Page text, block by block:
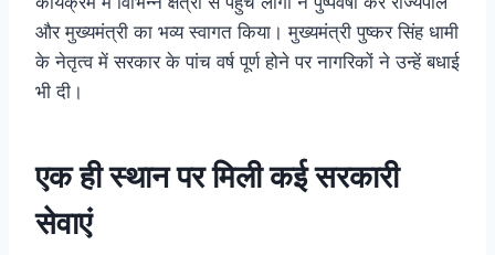
और मुख्यमंत्री का भव्य स्वागत किया। मुख्यमंत्री पुष्कर सिंह धामी
के नेतृत्व में सरकार के पांच वर्ष पूर्ण होने पर नागरिकों ने उन्हें बधाई
भी दी।
एक ही स्थान पर मिली कई सरकारी
सेवाएं